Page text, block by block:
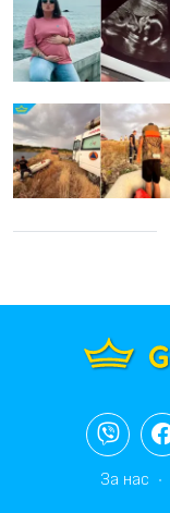
За нас